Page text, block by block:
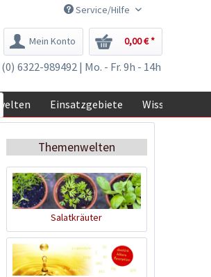
Service/Hilfe
Mein Konto 0,00 € *
6322-989492 | Mo. - Fr. 9h - 14h
Einsatzgebiete Wissen
Themenwelten
Salatkräuter